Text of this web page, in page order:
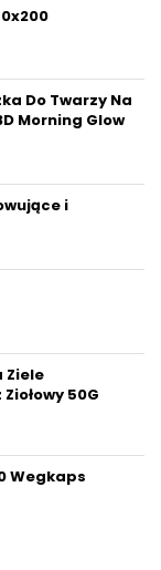
Do Twarzy Na
Morning Glow
i
Ziele
50G
Wegkaps